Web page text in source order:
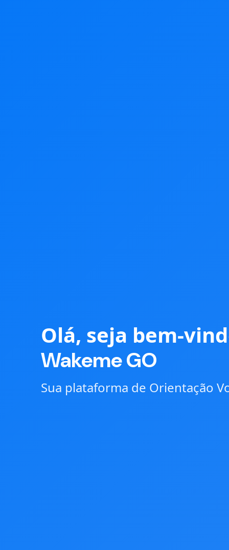
Olá, seja bem-
Wakeme GO
Sua plataforma de Orientação